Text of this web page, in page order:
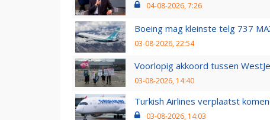
04-08-2026, 7:26
Boeing mag kleinste telg 737
03-08-2026, 22:54
Voorlopig akkoord tussen
03-08-2026, 14:40
Turkish Airlines verplaatst
03-08-2026, 14:03